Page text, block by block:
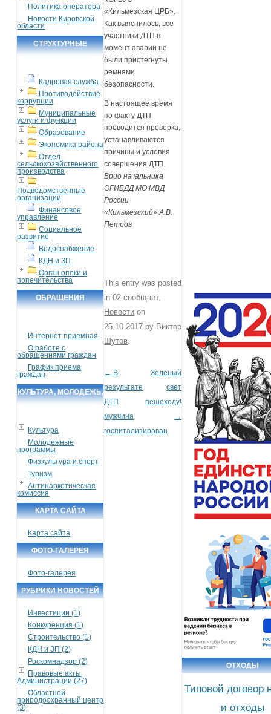
Политика оператора
Новости Кировской
области
СТРУКТУРНЫЕ
Кадровая служба
Противодействие
коррупции
Муниципальные
услуги и функции
Образование
Экономика района
Отдел
сельскохозяйственного
производства
Подведомственные
организации
Финансовое
управление
Социальное
развитие
Водоснабжение
КДН и ЗП
Орган опеки и
попечительства
ОБРАЩЕНИЯ
Интернет приемная
О работе с
обращениями граждан
График приема
граждан
КУЛЬТУРА, МОЛОДЕЖЬ,
Культура
Молодежные
программы
Физкультура и спорт
Туризм
Антинаркотическая
комиссия
КАРТА САЙТА
Карта сайта
ФОТО-ГАЛЕРЕЯ
Фото-галерея
РУБРИКИ НОВОСТЕЙ
Инвестиции (1)
Конкуренция (1)
Строительство (1)
КДН и ЗП (2)
Роскомнадзор (2)
Правовые акты
Администрации (27)
Областной
природоохранный центр
(3)
«Кильмезская ЦРБ».
Как выяснилось, все
участники ДТП в
момент аварии не
были пристегнуты
ремнями
безопасности.
В настоящее время
по факту ДТП
проводится проверка,
устанавливаются
причины и условия
совершения ДТП.
Врио начальника
ОГИБДД МО МВД
России
«Кильмезский» А.В.
Петров
This entry was posted
in02 сообщает,
Новости on
25.10.2017 by Виктор
Шутов.
Post navigation
← В
результате
ДТП
мужчина
госпитализирован
Зеленый
свет
пешеходу!
→
ОТХОДЫ
Типовой договор
и отходы